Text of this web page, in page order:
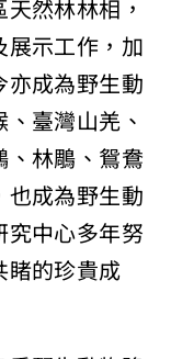
示工作，加
成為野生動
臺灣山羌、
林鵰、鴛鴦
成為野生動
中心多年努
的珍貴成